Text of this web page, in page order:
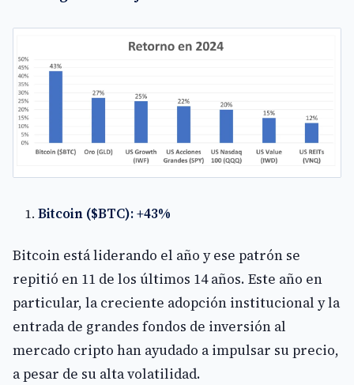
Bitcoin ($BTC): +43%
Bitcoin está liderando el año y ese patrón se
repitió en 11 de los últimos 14 años. Este año en
particular, la creciente adopción institucional y la
entrada de grandes fondos de inversión al
mercado cripto han ayudado a impulsar su precio,
a pesar de su alta volatilidad.